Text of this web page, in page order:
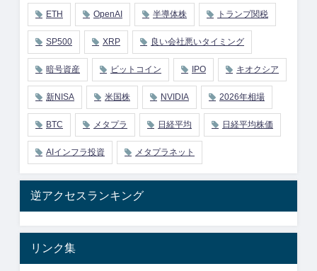
ETH OpenAI 半導体株 トランプ関税
SP500 XRP 良い会社悪いタイミング
暗号資産 ビットコイン IPO キオクシア
新NISA 米国株 NVIDIA 2026年相場
BTC メタプラ 日経平均 日経平均株価
AIインフラ投資 メタプラネット
逆アクセスランキング
リンク集